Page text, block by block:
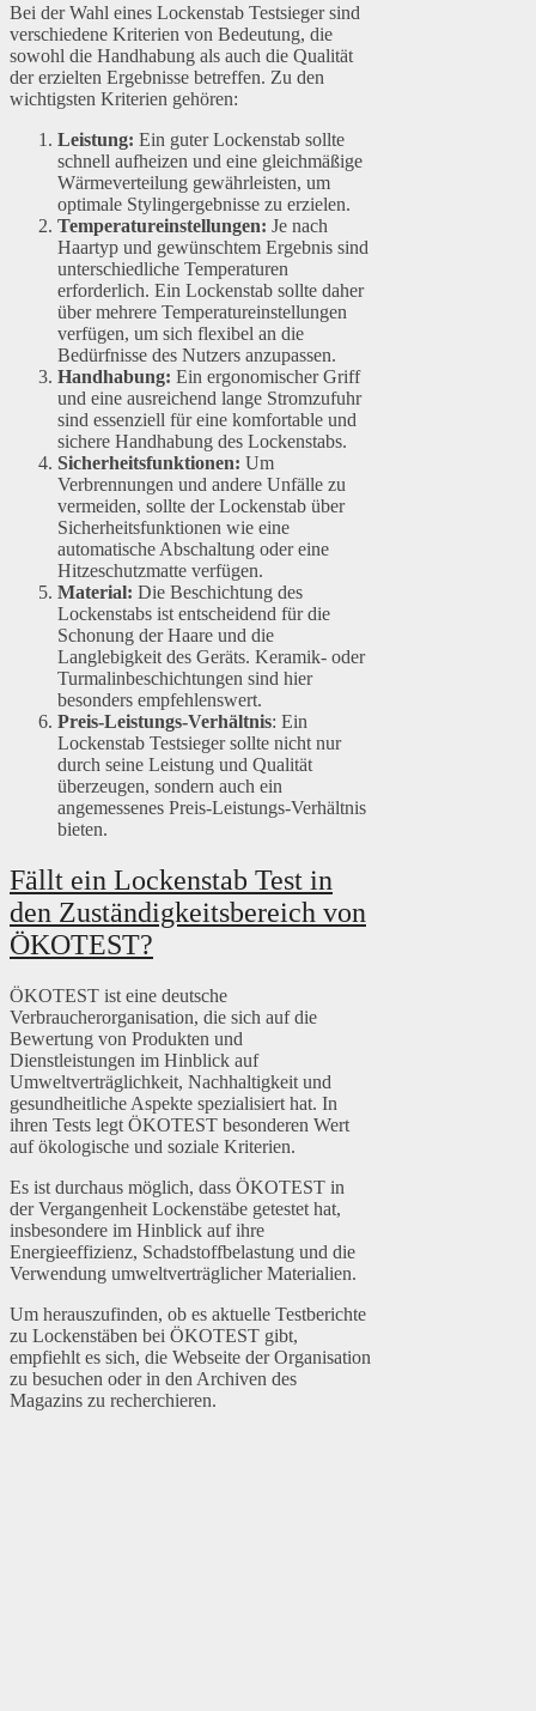
Bei der Wahl eines Lockenstab Testsieger sind
verschiedene Kriterien von Bedeutung, die
sowohl die Handhabung als auch die Qualität
der erzielten Ergebnisse betreffen. Zu den
wichtigsten Kriterien gehören:
Leistung: Ein guter Lockenstab sollte
schnell aufheizen und eine gleichmäßige
Wärmeverteilung gewährleisten, um
optimale Stylingergebnisse zu erzielen.
Temperatureinstellungen: Je nach
Haartyp und gewünschtem Ergebnis sind
unterschiedliche Temperaturen
erforderlich. Ein Lockenstab sollte daher
über mehrere Temperatureinstellungen
verfügen, um sich flexibel an die
Bedürfnisse des Nutzers anzupassen.
Handhabung: Ein ergonomischer Griff
und eine ausreichend lange Stromzufuhr
sind essenziell für eine komfortable und
sichere Handhabung des Lockenstabs.
Sicherheitsfunktionen: Um
Verbrennungen und andere Unfälle zu
vermeiden, sollte der Lockenstab über
Sicherheitsfunktionen wie eine
automatische Abschaltung oder eine
Hitzeschutzmatte verfügen.
Material: Die Beschichtung des
Lockenstabs ist entscheidend für die
Schonung der Haare und die
Langlebigkeit des Geräts. Keramik- oder
Turmalinbeschichtungen sind hier
besonders empfehlenswert.
Preis-Leistungs-Verhältnis: Ein
Lockenstab Testsieger sollte nicht nur
durch seine Leistung und Qualität
überzeugen, sondern auch ein
angemessenes Preis-Leistungs-Verhältnis
bieten.
Fällt ein Lockenstab Test in
den Zuständigkeitsbereich von
ÖKOTEST?
ÖKOTEST ist eine deutsche
Verbraucherorganisation, die sich auf die
Bewertung von Produkten und
Dienstleistungen im Hinblick auf
Umweltverträglichkeit, Nachhaltigkeit und
gesundheitliche Aspekte spezialisiert hat. In
ihren Tests legt ÖKOTEST besonderen Wert
auf ökologische und soziale Kriterien.
Es ist durchaus möglich, dass ÖKOTEST in
der Vergangenheit Lockenstäbe getestet hat,
insbesondere im Hinblick auf ihre
Energieeffizienz, Schadstoffbelastung und die
Verwendung umweltverträglicher Materialien.
Um herauszufinden, ob es aktuelle Testberichte
zu Lockenstäben bei ÖKOTEST gibt,
empfiehlt es sich, die Webseite der Organisation
zu besuchen oder in den Archiven des
Magazins zu recherchieren.